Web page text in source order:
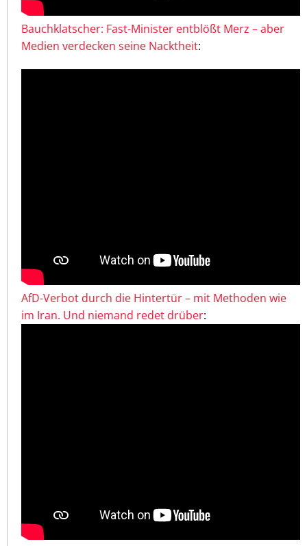
Bauchklatscher: Fast-Minister entblößt Merz – aber
Medien verdecken seine Nacktheit:
AfD-Verbot durch die Hintertür – mit Methoden wie
im Iran. Und niemand redet drüber: